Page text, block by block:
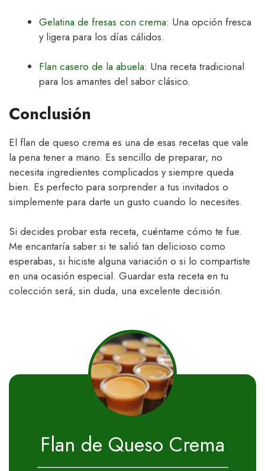
Gelatina de fresas con crema: Una opción fresca
y ligera para los días cálidos.
Flan casero de la abuela: Una receta tradicional
para los amantes del sabor clásico.
Conclusión
El flan de queso crema es una de esas recetas que vale
la pena tener a mano. Es sencillo de preparar, no
necesita ingredientes complicados y siempre queda
bien. Es perfecto para sorprender a tus invitados o
simplemente para darte un gusto cuando lo necesites.
Si decides probar esta receta, cuéntame cómo te fue.
Me encantaría saber si te salió tan delicioso como
esperabas, si hiciste alguna variación o si lo compartiste
en una ocasión especial. Guardar esta receta en tu
colección será, sin duda, una excelente decisión.
Flan de Queso Crema